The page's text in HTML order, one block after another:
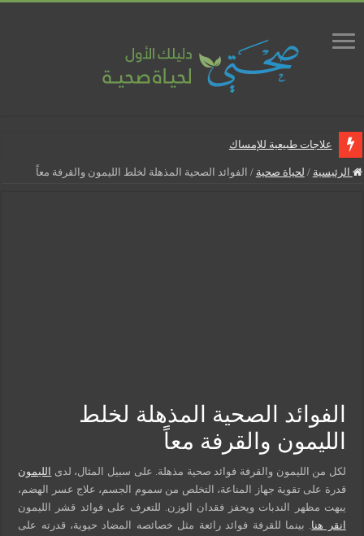
علاجات طبيعية للإمساك
ماذا يجب أن تحتوي صيدلية المنزلالرئيسية / لحياة صحية / الفوائد الصحية المذهلة لخلط الليمون والقرفة معاً
الفوائد الصحية المذهلة لخلط
الليمون والقرفة معاً
لكل من الليمون والقرفة فوائد صحية مذهلة. على سبيل المثال، لدى
الليمون
قدرة على تقوية جهاز المناعة، التخلص من سموم الجسم، علاج عسر الهضم،
يبهت مظهر الندبات ويحفز فقدان الوزن. للتعرف على فوائد قشر الليمون
انقر هنا. بينما للقرفة فوائد رائعة مثل خصائصه المضاد حيوية، قدرته على